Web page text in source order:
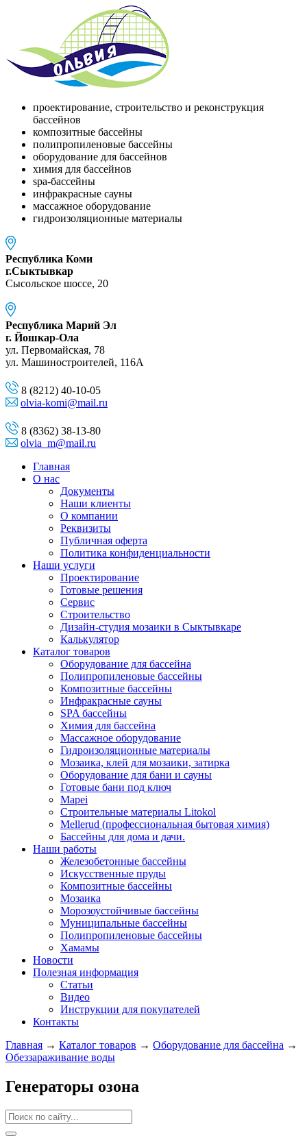
проектирование, строительство и реконструкция
бассейнов
композитные бассейны
полипропиленовые бассейны
оборудование для бассейнов
химия для бассейнов
spa-бассейны
инфракрасные сауны
массажное оборудование
гидроизоляционные материалы
Республика Коми
г.Сыктывкар
Сысольское шоссе, 20
Республика Марий Эл
г. Йошкар-Ола
ул. Первомайская, 78
ул. Машиностроителей, 116A
8 (8212) 40-10-05
olvia-komi@mail.ru
8 (8362) 38-13-80
olvia_m@mail.ru
Главная
О нас
Документы
Наши клиенты
О компании
Реквизиты
Публичная оферта
Политика конфиденциальности
Наши услуги
Проектирование
Готовые решения
Сервис
Строительство
Дизайн-студия мозаики в Сыктывкаре
Калькулятор
Каталог товаров
Оборудование для бассейна
Полипропиленовые бассейны
Композитные бассейны
Инфракрасные сауны
SPA бассейны
Химия для бассейна
Массажное оборудование
Гидроизоляционные материалы
Мозаика, клей для мозаики, затирка
Оборудование для бани и сауны
Готовые бани под ключ
Mapei
Строительные материалы Litokol
Mellerud (профессиональная бытовая химия)
Бассейны для дома и дачи.
Наши работы
Железобетонные бассейны
Искусственные пруды
Композитные бассейны
Мозаика
Морозоустойчивые бассейны
Муниципальные бассейны
Полипропиленовые бассейны
Хамамы
Новости
Полезная информация
Статьи
Видео
Инструкции для покупателей
Контакты
Главная → Каталог товаров → Оборудование для бассейна →
Обеззараживание воды
Генераторы озона